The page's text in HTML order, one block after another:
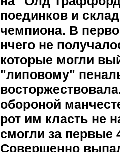
поединков и
чемпиона. В
нчего не
которые могли
"липовому"
обороной
рот им класть не
смогли за первые
Совершенно